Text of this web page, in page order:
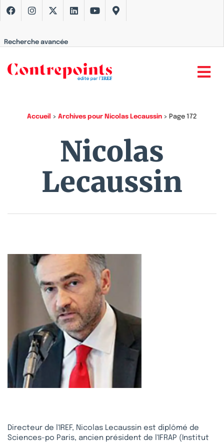
Recherche avancée
Accueil > Archives pour Nicolas Lecaussin > Page 172
Nicolas
Lecaussin
Directeur de l'IREF, Nicolas Lecaussin est diplômé de
Sciences-po Paris, ancien président de l'IFRAP (Institut